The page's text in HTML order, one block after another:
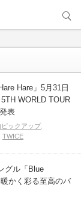
Hare」5月31日
WORLD TOUR
表
ピックアップ
TWICE
グル「Blue
かく彩る至高のバ